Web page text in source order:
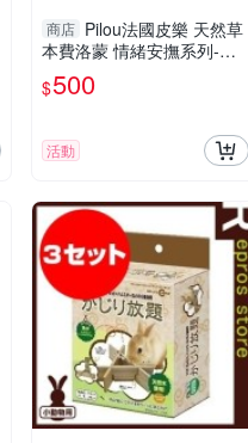
商店 Pilou法國皮樂 天然草
本費洛蒙 情緒安撫系列-項
圈 60cm/條 狗適用『寵喵樂
旗艦店』
$500
活動